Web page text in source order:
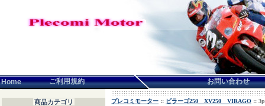
Home ご利用規約 お問い合わせ
商品カテゴリ プレコミモーター :: ビラーゴ250 XV250 VIRAGO ::